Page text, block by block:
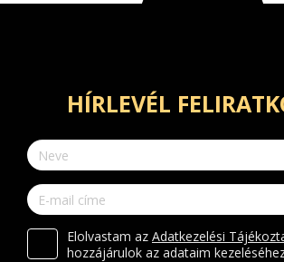
HÍRLEVÉL
Elolvastam az Adatkezelési
hozzájárulok az adataim